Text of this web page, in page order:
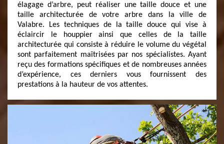
élagage d’arbre, peut réaliser une taille douce et une
taille architecturée de votre arbre dans la ville de
Valabre. Les techniques de la taille douce qui vise à
éclaircir le houppier ainsi que celles de la taille
architecturée qui consiste à réduire le volume du végétal
sont parfaitement maîtrisées par nos spécialistes. Ayant
reçu des formations spécifiques et de nombreuses années
d’expérience, ces derniers vous fournissent des
prestations à la hauteur de vos attentes.